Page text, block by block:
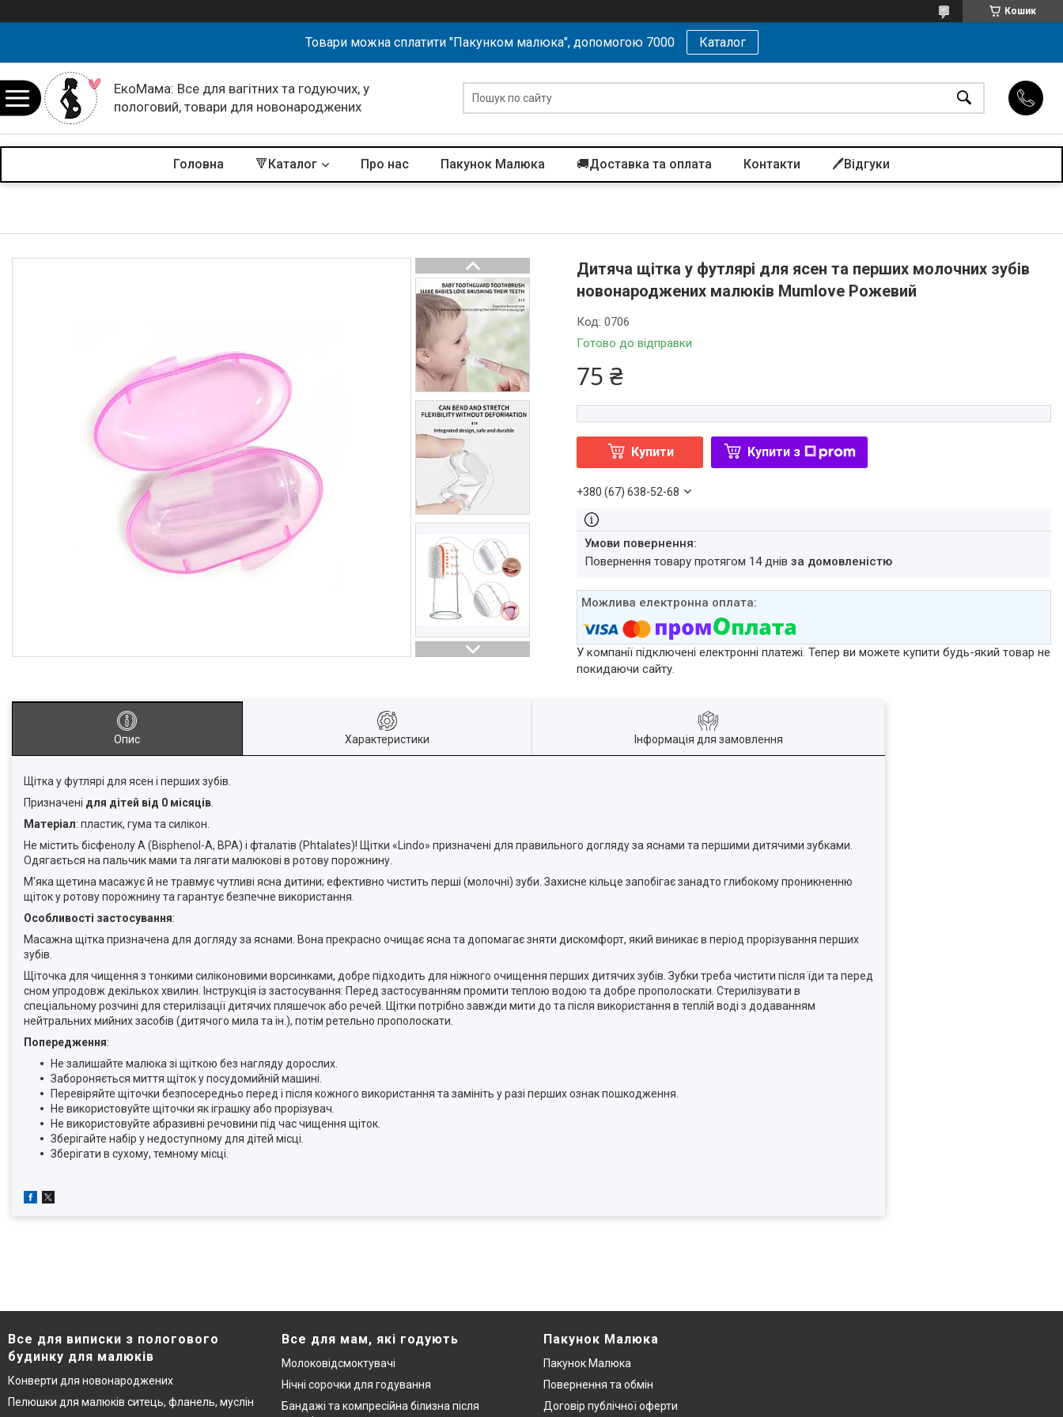
Кошик
Товари можна сплатити "Пакунком малюка", допомогою 7000 Каталог
ЕкоМама: Все для вагітних та годуючих, у
пологовий, товари для новонароджених
Головна 🔻Каталог Про нас Пакунок Малюка 🚚Доставка та оплата Контакти 🖊️Відгуки
Дитяча щітка у футлярі для ясен та перших молочних зубів
новонароджених малюків Mumlove Рожевий
Готово до відправки
Код:0706
75 ₴
Купити Купити з
+380 (67) 638-52-68
повернення товару протягом 14 днівза домовленістю
У компанії підключені електронні платежі. Тепер ви можете купити будь-який товар не
покидаючи сайту.
Опис Характеристики Інформація для замовлення
Щітка у футлярі для ясен і перших зубів.
Призначені для дітей від 0 місяців
Матеріал: пластик, гума та силікон.
Не містить бісфенолу А (Bisphenol-A, BPA) і фталатів (Phtalates)! Щітки «Lindo» призначені для правильного догляду за яснами та першими дитячими зубками.
Одягається на пальчик мами та лягати малюкові в ротову порожнину.
М'яка щетина масажує й не травмує чутливі ясна дитини; ефективно чистить перші (молочні) зуби. Захисне кільце запобігає занадто глибокому проникненню
щіток у ротову порожнину та гарантує безпечне використання.
Особливості застосування:
Масажна щітка призначена для догляду за яснами. Вона прекрасно очищає ясна та допомагає зняти дискомфорт, який виникає в період прорізування перших
зубів.
Щіточка для чищення з тонкими силіконовими ворсинками, добре підходить для ніжного очищення перших дитячих зубів. Зубки треба чистити після їди та перед
сном упродовж декількох хвилин. Інструкція із застосування: Перед застосуванням промити теплою водою та добре прополоскати. Стерилізувати в
спеціальному розчині для стерилізації дитячих пляшечок або речей. Щітки потрібно завжди мити до та після використання в теплій воді з додаванням
нейтральних мийних засобів (дитячого мила та ін.), потім ретельно прополоскати.
Попередження:
Не залишайте малюка зі щіткою без нагляду дорослих.
Забороняється миття щіток у посудомийній машині.
Перевіряйте щіточки безпосередньо перед і після кожного використання та замініть у разі перших ознак пошкодження.
Не використовуйте щіточки як іграшку або прорізувач.
Не використовуйте абразивні речовини під час чищення щіток.
Зберігайте набір у недоступному для дітей місці.
Зберігати в сухому, темному місці.
Все для виписки з пологового
будинку для малюків
Конверти для новонароджених
Пелюшки для малюків ситець, фланель, муслін
Все для мам, які годують
Молоковідсмоктувачі
Нічні сорочки для годування
Бандажі та компресійна білизна після
Пакунок Малюка
Пакунок Малюка
Повернення та обмін
Договір публічної оферти